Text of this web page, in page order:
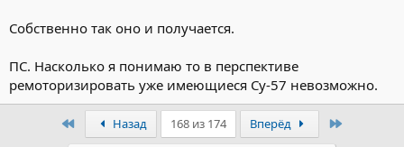
Собственно так оно и получается.
ПС. Насколько я понимаю то в перспективе
ремоторизировать уже имеющиеся Су-57 невозможно.
ПервыйНазад 168 из 174 Вперёд